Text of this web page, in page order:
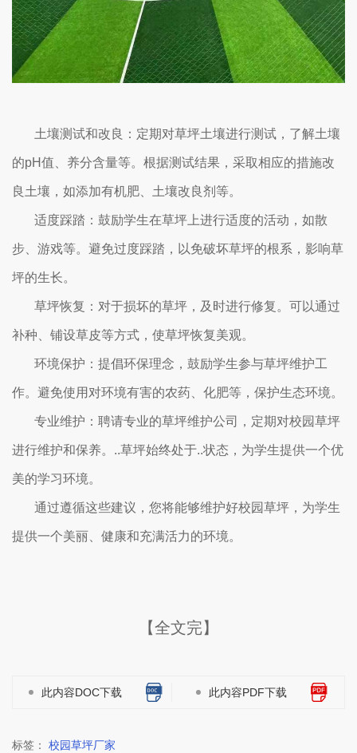
土壤测试和改良：定期对草坪土壤进行测试，了解土壤
的pH值、养分含量等。根据测试结果，采取相应的措施改
良土壤，如添加有机肥、土壤改良剂等。
适度踩踏：鼓励学生在草坪上进行适度的活动，如散
步、游戏等。避免过度踩踏，以免破坏草坪的根系，影响草
坪的生长。
草坪恢复：对于损坏的草坪，及时进行修复。可以通过
补种、铺设草皮等方式，使草坪恢复美观。
环境保护：提倡环保理念，鼓励学生参与草坪维护工
作。避免使用对环境有害的农药、化肥等，保护生态环境。
专业维护：聘请专业的草坪维护公司，定期对校园草坪
进行维护和保养。..草坪始终处于..状态，为学生提供一个优
美的学习环境。
通过遵循这些建议，您将能够维护好校园草坪，为学生
提供一个美丽、健康和充满活力的环境。
【全文完】
此内容DOC下载 此内容PDF下载
标签： 校园草坪厂家